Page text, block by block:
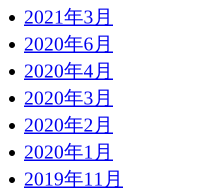
2021年3月
2020年6月
2020年4月
2020年3月
2020年2月
2020年1月
2019年11月